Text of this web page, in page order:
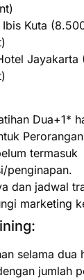
Ibis Kuta
Jayakarta
Dua+1*
termasuk
penginapan.
dan jadwal
marketing
selama dua
jumlah